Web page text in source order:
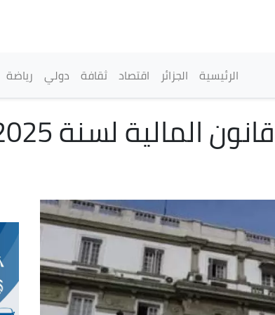
القائمة الرئيسية
الرئيسية الجزائر اقتصاد ثقافة دولي رياضة